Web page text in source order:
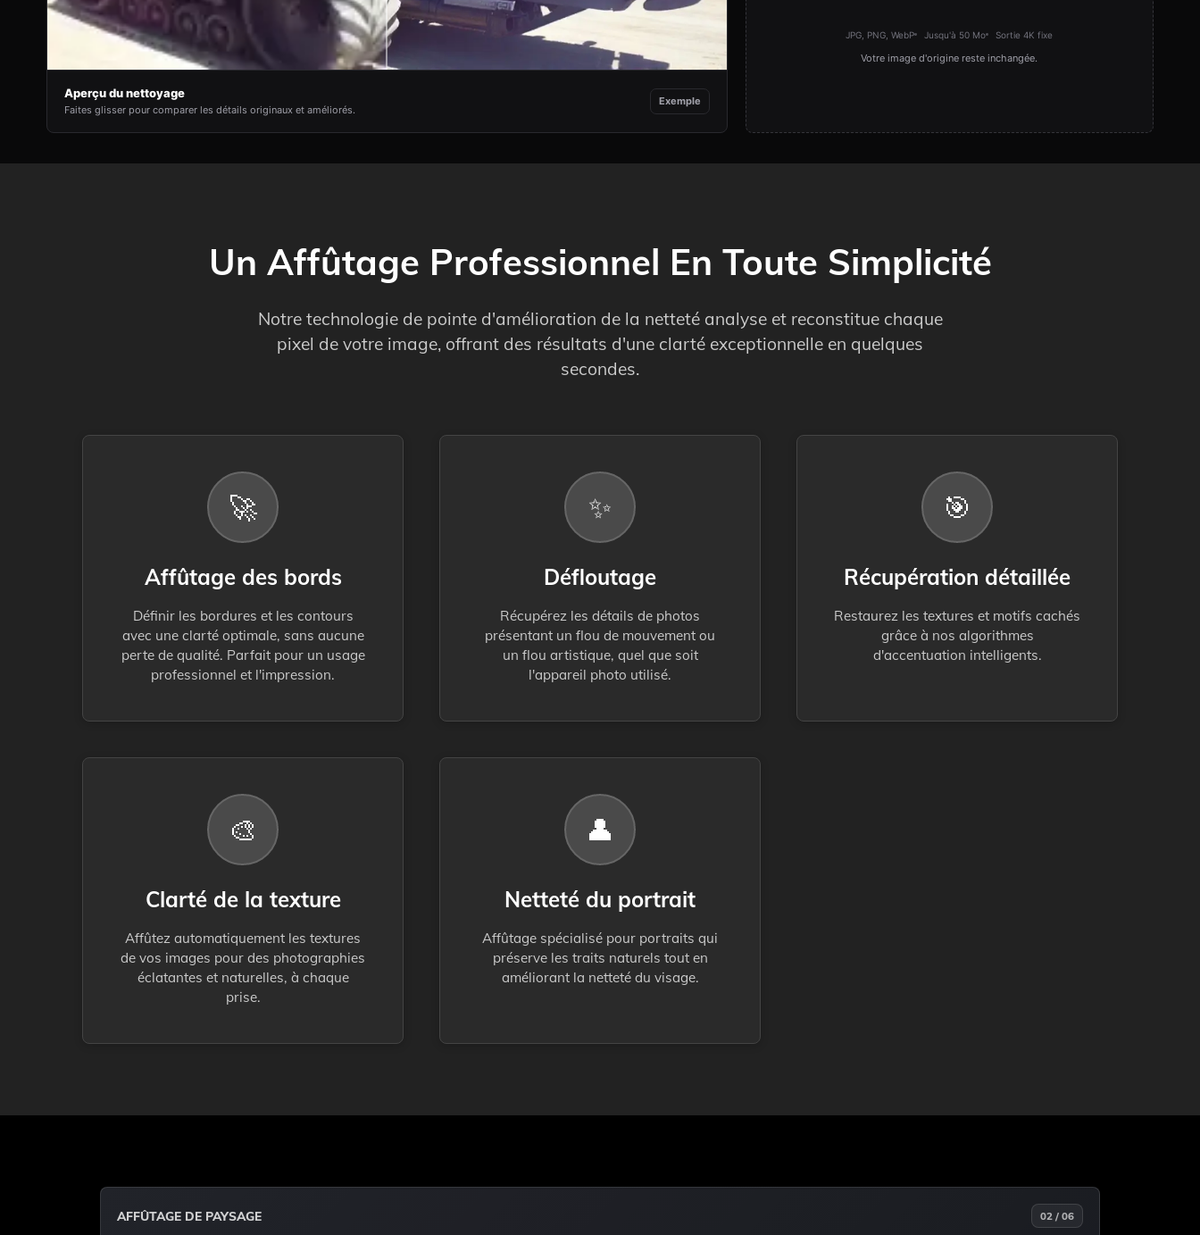
Aperçu du nettoyage
Faites glisser pour comparer les détails originaux et améliorés.
Exemple
JPG, PNG, WebP Jusqu'à 50 Mo Sortie 4K fixe
Votre image d'origine reste inchangée.
Un Affûtage Professionnel En Toute Simplicité
Notre technologie de pointe d'amélioration de la netteté analyse et reconstitue chaque
pixel de votre image, offrant des résultats d'une clarté exceptionnelle en quelques
secondes.
🚀
Affûtage des bords
Définir les bordures et les contours
avec une clarté optimale, sans aucune
perte de qualité. Parfait pour un usage
professionnel et l'impression.
✨
Défloutage
Récupérez les détails de photos
présentant un flou de mouvement ou
un flou artistique, quel que soit
l'appareil photo utilisé.
🎯
Récupération détaillée
Restaurez les textures et motifs cachés
grâce à nos algorithmes
d'accentuation intelligents.
🎨
Clarté de la texture
Affûtez automatiquement les textures
de vos images pour des photographies
éclatantes et naturelles, à chaque
prise.
👤
Netteté du portrait
Affûtage spécialisé pour portraits qui
préserve les traits naturels tout en
améliorant la netteté du visage.
AFFÛTAGE DE PAYSAGE 02 / 06